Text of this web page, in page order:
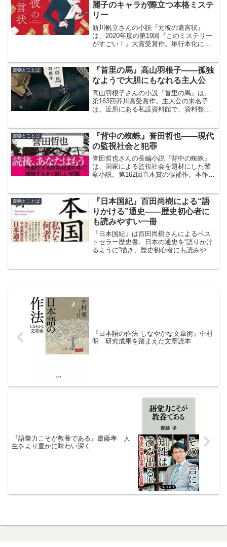
麗子のキャラが際立つ本格ミステ
リー
新川帆立さんの小説『元彼の遺言状』
は、2020年度の第19回『このミステリー
がすごい！』大賞受賞作。単行本化にあ
書物とことば
『首里の馬』高山羽根子――孤独
なようで大胆にもなれる主人公
高山羽根子さんの小説『首里の馬』は、
第163回芥川賞受賞作。主人公の未名子
は、近所にある私設資料館で、資料整理
を、社会人になってからも、仕事が休み
の時に行っていた。
書物とことば
『背中の蜘蛛』誉田哲也――現代
の監視社会と犯罪
誉田哲也さんの長編小説『背中の蜘蛛』
は、国家による監視社会を題材にした警
察小説。第162回直木賞の候補作。本作
題材にしている。
書物とことば
『日本国紀』百田尚樹による“語
りかける”通史――歴史初心者に
も読みやすい一冊
『日本国紀』は百田尚樹さんによるベス
トセラー歴史書。日本の通史を“語りかけ
るように”描き、歴史初心者にも読みやす
『日本語の作法 しなやかな文章術』中村
明 研究成果を踏まえた文章読本
『語彙力こそが教養である』齋藤孝 人
生をより豊かに味わい深く